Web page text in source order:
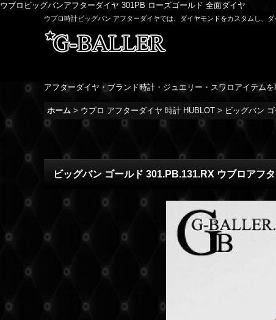
ウブロビッグバンアフターダイヤ 301PB ローズゴールド 全面ダイヤ
ウブロ時計ビッグバン アフターダイヤでは、ダイヤモンドをカスタムし、
アフターダイヤ・ブランド時計・ジュエリー・スワロアイテム
ホーム > ウブロ アフターダイヤ 時計 HUBLOT > ビッグバン
ビッグバン ゴールド 301.PB.131.RX ウブロアフ